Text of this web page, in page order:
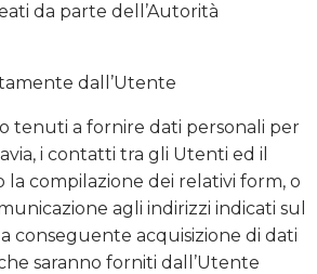
da parte dell’Autorità
dall’Utente
tenuti a fornire dati personali per
i contatti tra gli Utenti ed il
la compilazione dei relativi form, o
agli indirizzi indicati sul
conseguente acquisizione di dati
saranno forniti dall’Utente